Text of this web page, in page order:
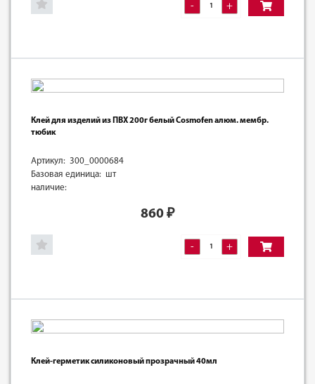
- +
Клей для изделий из ПВХ 200г белый Cosmofen алюм. мембр.
тюбик
Артикул: 300_0000684
Базовая единица: шт
наличие:
860 ₽
- +
Клей-герметик силиконовый прозрачный 40мл